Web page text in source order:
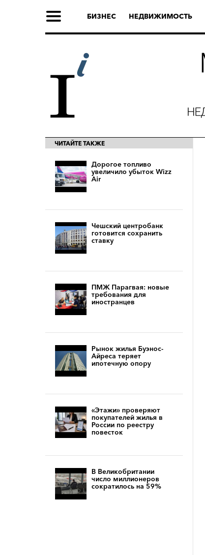
БИЗНЕС НЕДВИЖИМОСТЬ
ЧИТАЙТЕ ТАКЖЕ
Дорогое топливо
увеличило убыток Wizz
Air
Чешский центробанк
готовится сохранить
ставку
ПМЖ Парагвая: новые
требования для
иностранцев
Рынок жилья Буэнос-
Айреса теряет
ипотечную опору
«Этажи» проверяют
покупателей жилья в
России по реестру
повесток
В Великобритании
число миллионеров
сократилось на 59%